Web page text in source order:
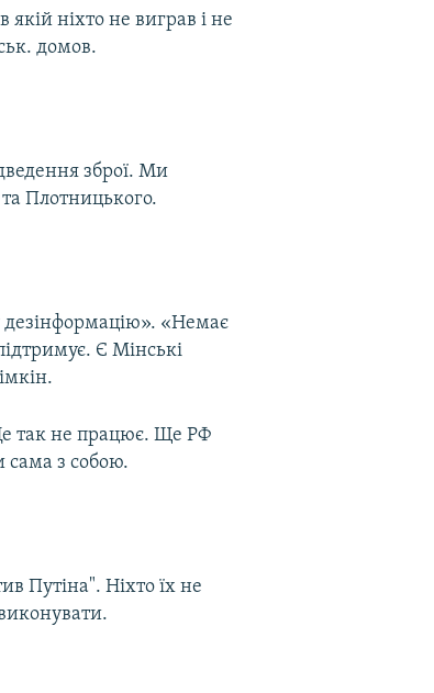
ніхто не виграв і не
домов.
зброї. Ми
та Плотницького.
дезінформацію». «Немає
Є Мінські
так не працює. Ще РФ
сама з собою.
Путіна". Ніхто їх не